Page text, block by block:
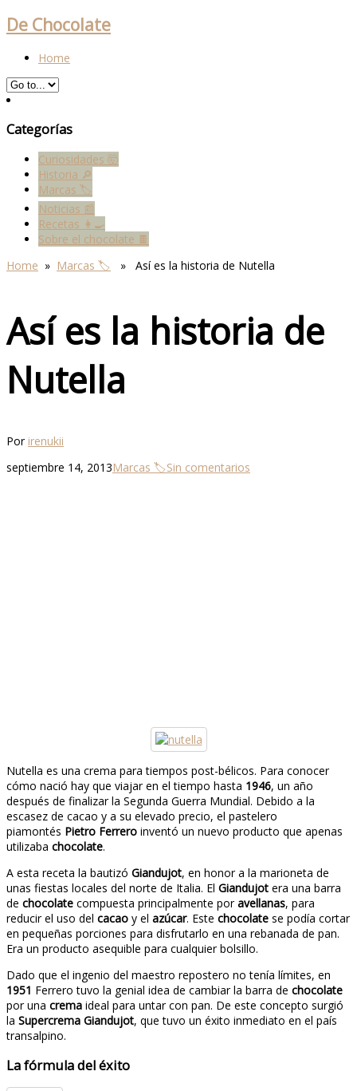
De Chocolate
Home
Categorías
Curiosidades 🤯
Historia 🔎
Marcas 🏷
Noticias 📰
Recetas 👩‍🍳
Sobre el chocolate 🍫
Home » Marcas 🏷 » Así es la historia de Nutella
Así es la historia de
Nutella
Por irenukii
septiembre 14, 2013Marcas 🏷Sin comentarios
Nutella es una crema para tiempos post-bélicos. Para conocer
cómo nació hay que viajar en el tiempo hasta 1946, un año
después de finalizar la Segunda Guerra Mundial. Debido a la
escasez de cacao y a su elevado precio, el pastelero
piamontés Pietro Ferrero inventó un nuevo producto que apenas
utilizaba chocolate.
A esta receta la bautizó Giandujot, en honor a la marioneta de
unas fiestas locales del norte de Italia. El Giandujot era una barra
de chocolate compuesta principalmente poravellanas, para
reducir el uso del cacao y el azúcar. Este chocolate se podía cortar
en pequeñas porciones para disfrutarlo en una rebanada de pan.
Era un producto asequible para cualquier bolsillo.
Dado que el ingenio del maestro repostero no tenía límites, en
1951 Ferrero tuvo la genial idea de cambiar la barra de chocolate
por una crema ideal para untar con pan. De este concepto surgió
la Supercrema Giandujot, que tuvo un éxito inmediato en el país
transalpino.
La fórmula del éxito